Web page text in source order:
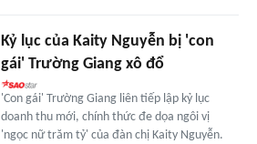
Kỷ lục của Kaity Nguyễn bị 'con
gái' Trường Giang xô đổ
'Con gái' Trường Giang liên tiếp lập kỷ lục
doanh thu mới, chính thức đe dọa ngôi vị
'ngọc nữ trăm tỷ' của đàn chị Kaity Nguyễn.